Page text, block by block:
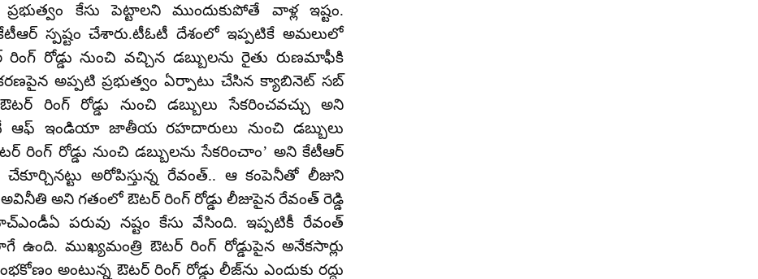
కేసు పెట్టాలని ముందుకుపోతే వాళ్ల ఇష్టం.
స్పష్టం చేశారు.టీఓటీ దేశంలో ఇప్పటికే అమలులో
రోడ్డు నుంచి వచ్చిన డబ్బులను రైతు రుణమాఫీకి
అప్పటి ప్రభుత్వం ఏర్పాటు చేసిన క్యాబినెట్ సబ్
రింగ్ రోడ్డు నుంచి డబ్బులు సేకరించవచ్చు అని
ఇండియా జాతీయ రహదారులు నుంచి డబ్బులు
రింగ్ రోడ్డు నుంచి డబ్బులను సేకరించాం’ అని కేటీఆర్
అరోపిస్తున్న రేవంత్.. ఆ కంపెనీతో లీజుని
అవినీతి అని గతంలో ఔటర్ రింగ్ రోడ్డు లీజుపైన రేవంత్ రెడ్డి
పరువు నష్టం కేసు వేసింది. ఇప్పటికీ రేవంత్
ముఖ్యమంత్రి ఔటర్ రింగ్ రోడ్డుపైన అనేకసార్లు
అంటున్న ఔటర్ రింగ్ రోడ్డు లీజ్‌ను ఎందుకు రద్దు